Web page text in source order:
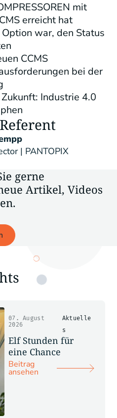
mit
erreicht hat
war, den Status
CCMS
bei der
Industrie 4.0
| PANTOPIX
gerne
Artikel, Videos
Aktuelle
s
07. August
2026
Elf Stunden für
eine Chance
Beitrag
ansehen